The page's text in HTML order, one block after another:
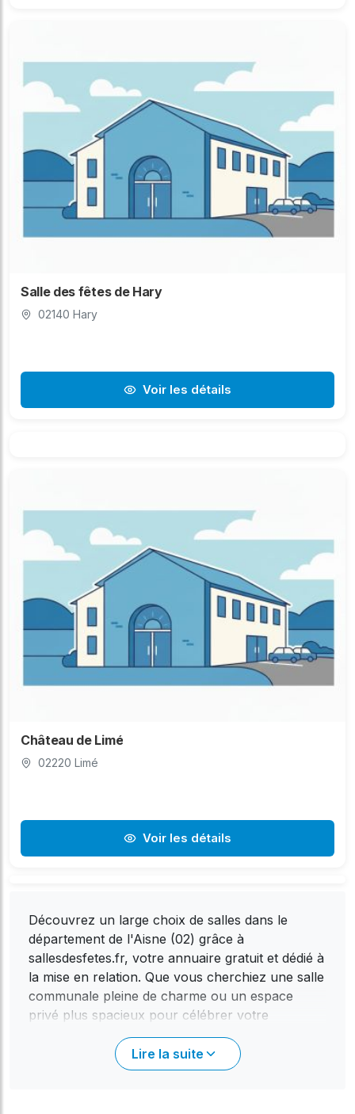
Salle des fêtes de Hary
02140 Hary
Voir les détails
Château de Limé
02220 Limé
Voir les détails
Découvrez un large choix de salles dans le
département de l'Aisne (02) grâce à
sallesdesfetes.fr, votre annuaire gratuit et dédié à
la mise en relation. Que vous cherchiez une salle
communale pleine de charme ou un espace
privé plus spacieux pour célébrer votre
événement, notre plateforme référence
actuellement 21 établissements répartis dans 830
communes de l'Aisne. La capacité moyenne des
Lire la suite